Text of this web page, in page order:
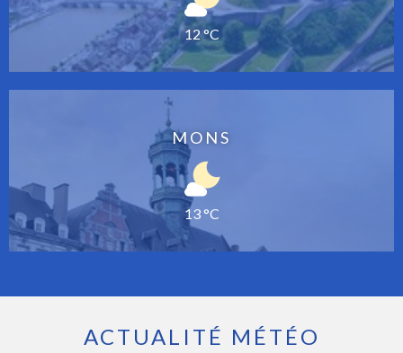
12 °C
MONS
13 °C
ACTUALITÉ MÉTÉO